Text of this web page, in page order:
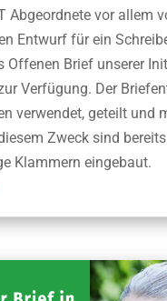
Abgeordnete vor allem
Entwurf für ein
Offenen Brief unserer
Verfügung. Der
verwendet, geteilt und
Zweck sind
Klammern eingebaut.